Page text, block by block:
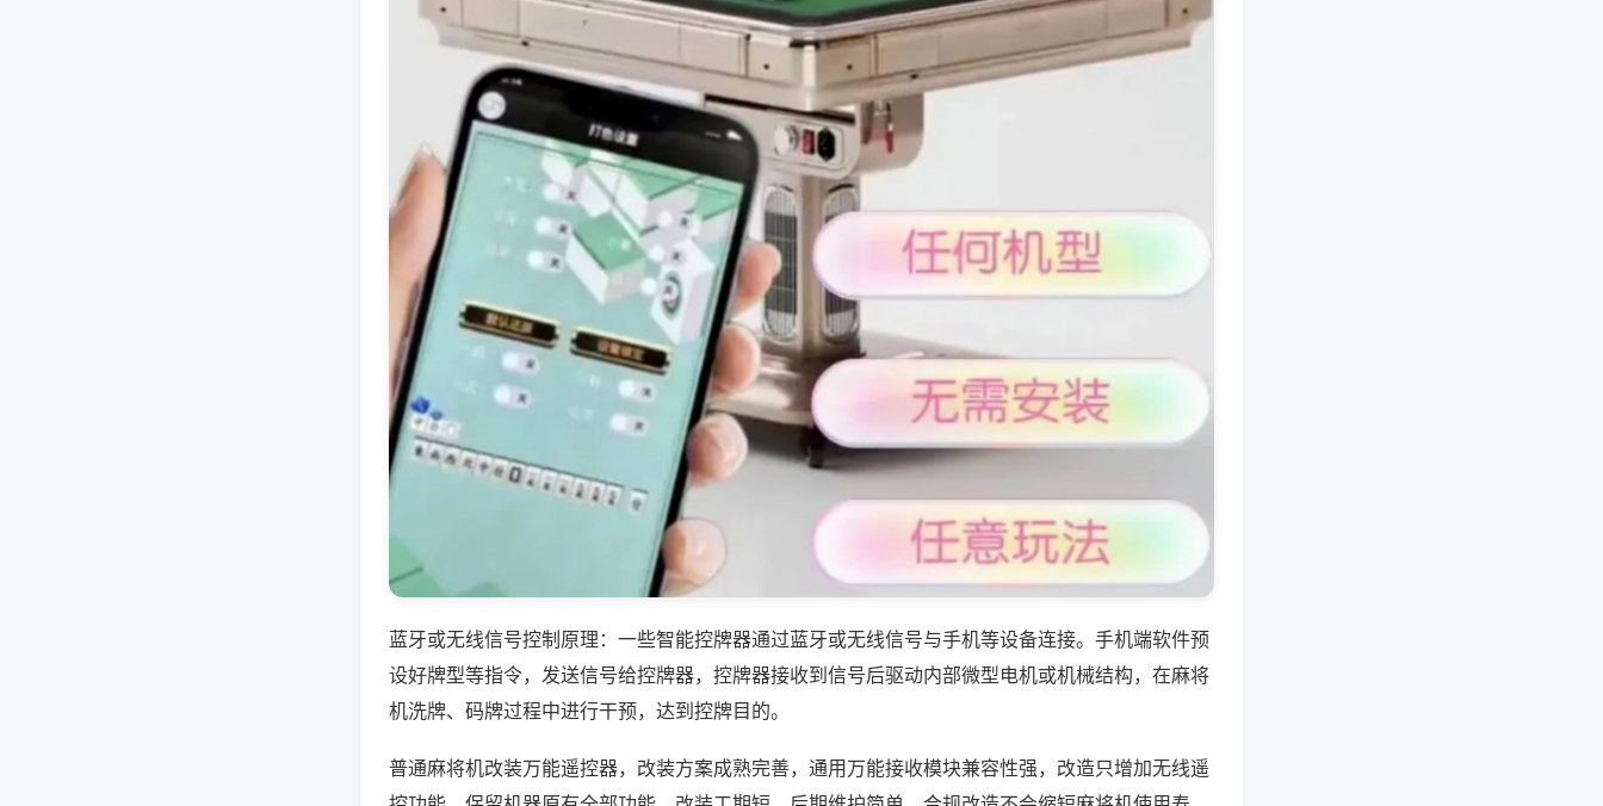
蓝牙或无线信号控制原理：一些智能控牌器通过蓝牙或无线信号与手机等设备连接。手机端软件预
设好牌型等指令，发送信号给控牌器，控牌器接收到信号后驱动内部微型电机或机械结构，在麻将
机洗牌、码牌过程中进行干预，达到控牌目的。
普通麻将机改装万能遥控器，改装方案成熟完善，通用万能接收模块兼容性强，改造只增加无线遥